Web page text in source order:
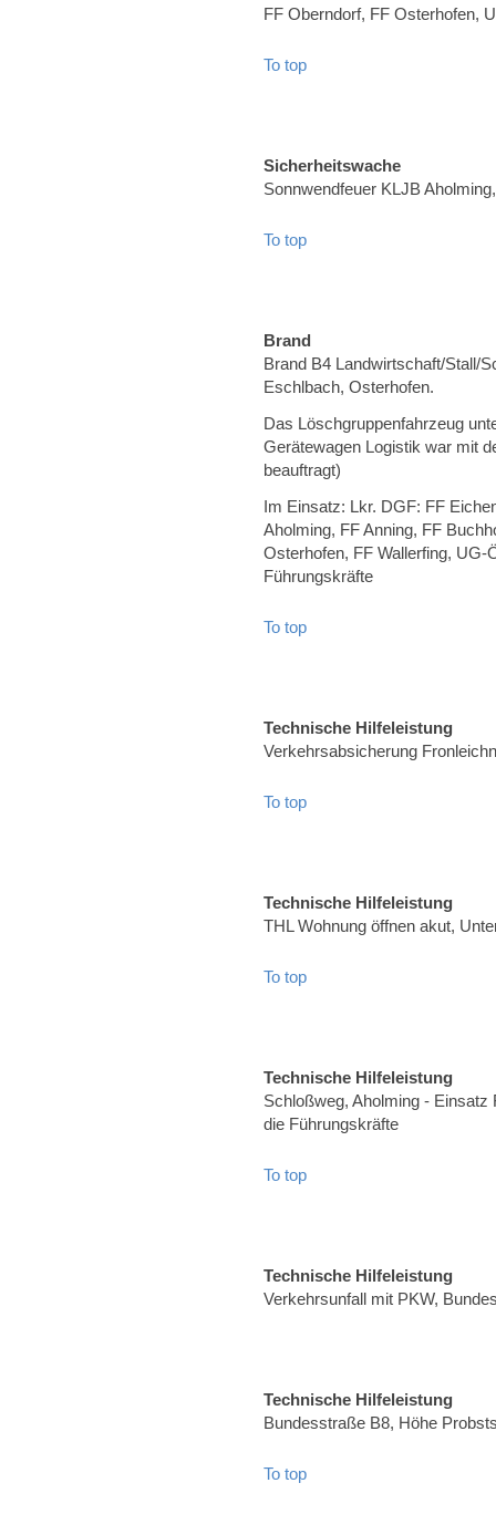
FF Oberndorf, FF Osterhofen,
To top
Sicherheitswache
Sonnwendfeuer KLJB
To top
Brand
Brand B4 Landwirtschaft/Stall/
Eschlbach, Osterhofen.
Das Löschgruppenfahrzeug
Gerätewagen Logistik war mit
beauftragt)
Im Einsatz: Lkr. DGF: FF
Aholming, FF Anning, FF
Osterhofen, FF Wallerfing, UG-
Führungskräfte
To top
Technische Hilfeleistung
Verkehrsabsicherung
To top
Technische Hilfeleistung
THL Wohnung öffnen akut,
To top
Technische Hilfeleistung
Schloßweg, Aholming - Einsatz
die Führungskräfte
To top
Technische Hilfeleistung
Verkehrsunfall mit PKW,
Technische Hilfeleistung
Bundesstraße B8, Höhe
To top